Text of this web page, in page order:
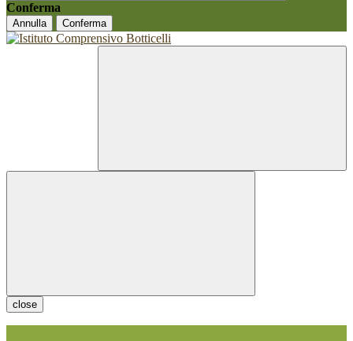
Conferma
Annulla Conferma
close